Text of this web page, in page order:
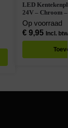
LED
24V – Chroom
Op voorraad
€9,95 Incl. btw